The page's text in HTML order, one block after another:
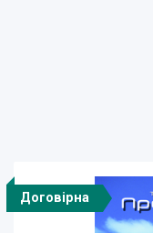
Договірна